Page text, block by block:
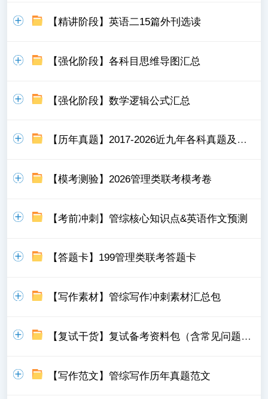
【精讲阶段】英语二15篇外刊选读
【强化阶段】各科目思维导图汇总
【强化阶段】数学逻辑公式汇总
【历年真题】2017-2026近九年各科真题及详细解析
【模考测验】2026管理类联考模考卷
【考前冲刺】管综核心知识点&英语作文预测
【答题卡】199管理类联考答题卡
【写作素材】管综写作冲刺素材汇总包
【复试干货】复试备考资料包（含常见问题，模板）
【写作范文】管综写作历年真题范文